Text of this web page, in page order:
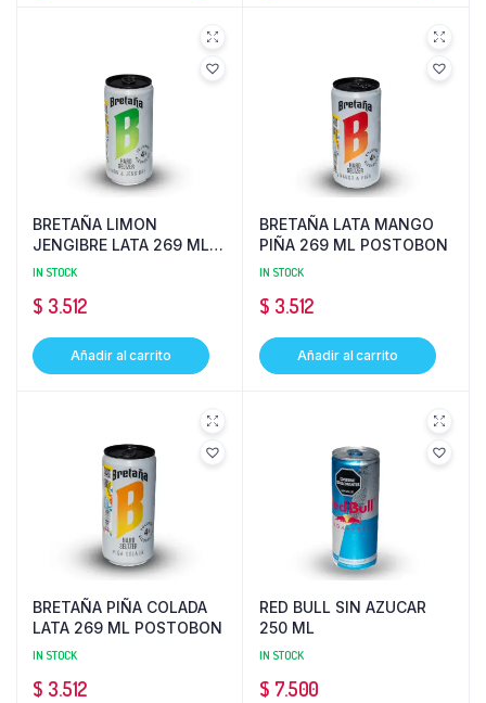
BRETAÑA LIMON
JENGIBRE LATA 269 ML
POSTOBON
IN STOCK
$ 3.512
Añadir al carrito
BRETAÑA LATA MANGO
PIÑA 269 ML POSTOBON
IN STOCK
$ 3.512
Añadir al carrito
BRETAÑA PIÑA COLADA
LATA 269 ML POSTOBON
IN STOCK
$ 3.512
RED BULL SIN AZUCAR
250 ML
IN STOCK
$ 7.500